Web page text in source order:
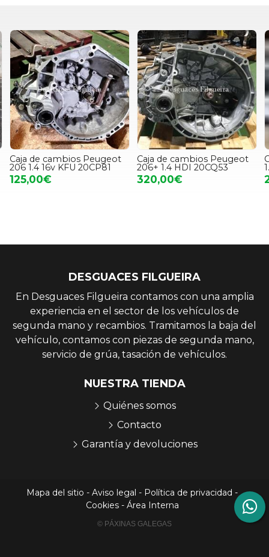
de cambios Peugeot
16v KFU 20CP81
Caja de cambios Peugeot
206+ 1.4 HDI 20CQ53
320,00€
Culata
1. 4
DESGUACES FILGUEIRA
En Desguaces Filgueira contamos con una amplia
experiencia en el sector de los vehículos de
segunda mano y recambios. Tramitamos la baja del
vehículo, contamos con piezas de segunda mano,
servicio de grúa, tasación de vehículos.
NUESTRA TIENDA
Quiénes somos
Contacto
Garantía y devoluciones
Mapa del sitio - Aviso legal - Política de privacidad -
Cookies- Área Interna
© PÁXINAS GALEGAS